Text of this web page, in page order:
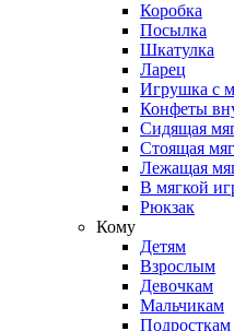
Коробка
Посылка
Шкатулка
Ларец
Игрушка с
Конфеты
Сидящая
Стоящая
Лежащая
В мягкой
Рюкзак
Кому
Детям
Взрослым
Девочкам
Мальчикам
Подросткам